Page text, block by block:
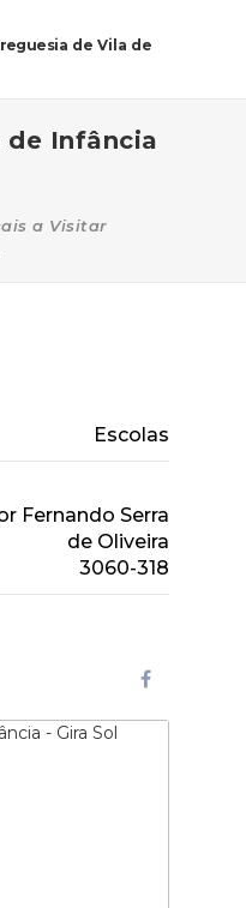
de Vila de
de Infância
a Visitar
Escolas
Fernando Serra
de Oliveira
3060-318